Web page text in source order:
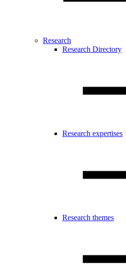
Research
Research Directory
Research expertises
Research themes